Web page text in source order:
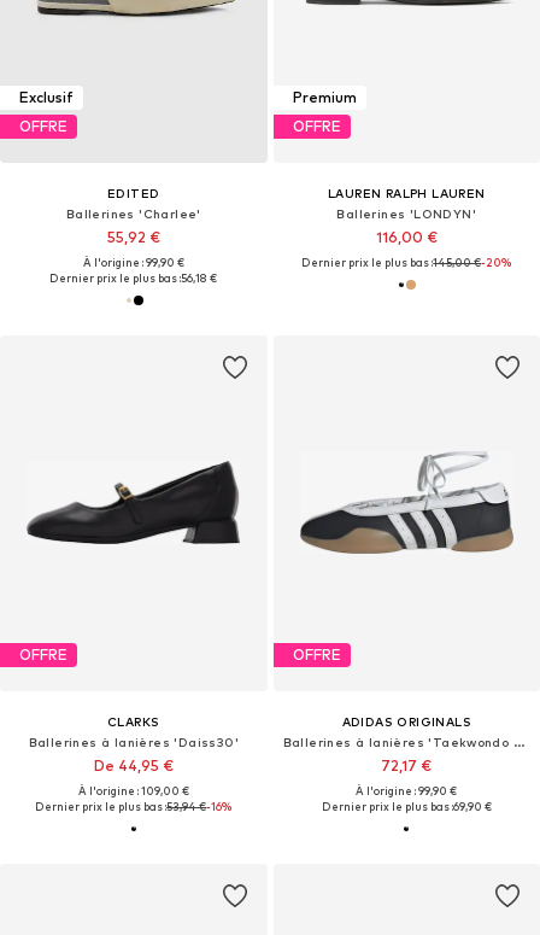
Exclusif
OFFRE
EDITED
Ballerines 'Charlee'
55,92 €
À l'origine : 99,90 €
Dernier prix le plus bas :56,18 €
Premium
OFFRE
LAUREN RALPH LAUREN
Ballerines 'LONDYN'
116,00 €
Dernier prix le plus bas :145,00 €-20%
OFFRE
CLARKS
Ballerines à lanières 'Daiss30'
De 44,95 €
À l'origine : 109,00 €
Dernier prix le plus bas :53,94 €-16%
OFFRE
ADIDAS ORIGINALS
Ballerines à lanières 'Taekwondo Mei'
72,17 €
À l'origine : 99,90 €
Dernier prix le plus bas :69,90 €